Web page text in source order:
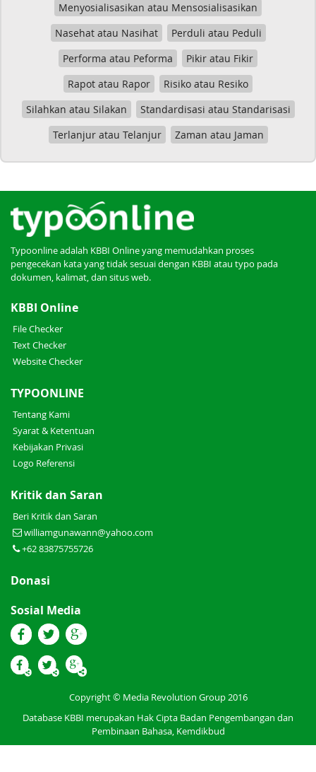
Menyosialisasikan atau Mensosialisasikan
Nasehat atau Nasihat
Perduli atau Peduli
Performa atau Peforma
Pikir atau Fikir
Rapot atau Rapor
Risiko atau Resiko
Silahkan atau Silakan
Standardisasi atau Standarisasi
Terlanjur atau Telanjur
Zaman atau Jaman
Typoonline adalah KBBI Online yang memudahkan proses
pengecekan kata yang tidak sesuai dengan KBBI atau typo pada
dokumen, kalimat, dan situs web.
KBBI Online
File Checker
Text Checker
Website Checker
TYPOONLINE
Tentang Kami
Syarat & Ketentuan
Kebijakan Privasi
Logo Referensi
Kritik dan Saran
Beri Kritik dan Saran
williamgunawann@yahoo.com
+62 83875755726
Donasi
Sosial Media
Copyright © Media Revolution Group 2016
Database KBBI merupakan Hak Cipta Badan Pengembangan dan
Pembinaan Bahasa, Kemdikbud